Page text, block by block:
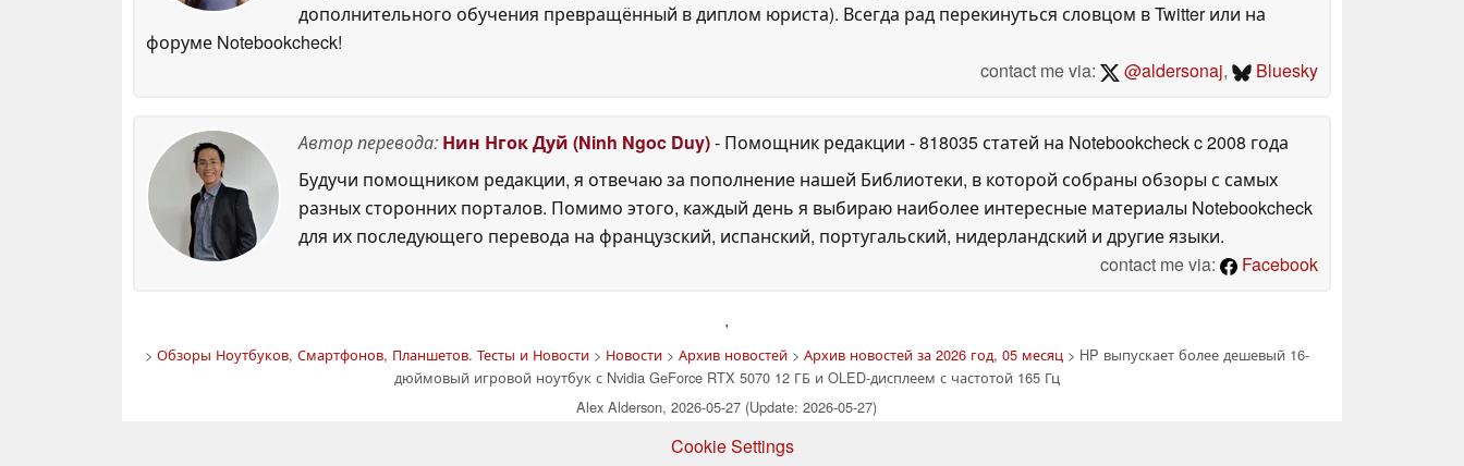
дополнительного обучения превращённый в диплом юриста). Всегда рад перекинуться словцом в Twitter или на
форуме Notebookcheck!
contact me via:
@aldersonaj, Bluesky
Автор перевода: Нин Нгок Дуй (Ninh Ngoc Duy)- Помощник редакции - 818035 статей на Notebookcheckc 2008 года
Будучи помощником редакции, я отвечаю за пополнение нашей Библиотеки, в которой собраны обзоры с самых
разных сторонних порталов. Помимо этого, каждый день я выбираю наиболее интересные материалы Notebookcheck
для их последующего перевода на французский, испанский, португальский, нидерландский и другие языки.
contact me via:
Facebook
'
> Обзоры Ноутбуков, Смартфонов, Планшетов. Тесты и Новости> Новости> Архив новостей> Архив новостей за 2026 год, 05 месяц> HP выпускает более дешевый 16-
дюймовый игровой ноутбук с Nvidia GeForce RTX 5070 12 ГБ и OLED-дисплеем с частотой 165 Гц
Alex Alderson, 2026-05-27 (Update: 2026-05-27)
Cookie Settings